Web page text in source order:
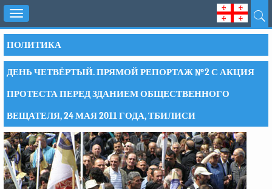
Toggle
navigation
ПОЛИТИКА
ДЕНЬ ЧЕТВЁРТЫЙ. ПРЯМОЙ РЕПОРТАЖ №2 С АКЦИЯ
ПРОТЕСТА ПЕРЕД ЗДАНИЕМ ОБЩЕСТВЕННОГО
ВЕЩАТЕЛЯ, 24 МАЯ 2011 ГОДА, ТБИЛИСИ